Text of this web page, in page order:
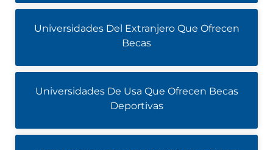
Universidades Del Extranjero Que Ofrecen
Becas
Universidades De Usa Que Ofrecen Becas
Deportivas